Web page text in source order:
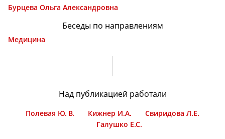
Бурцева Ольга Александровна
Беседы по направлениям
Медицина
Над публикацией работали
Полевая Ю. В. Кижнер И.А.
Свиридова Л.Е.
Галушко Е.С.